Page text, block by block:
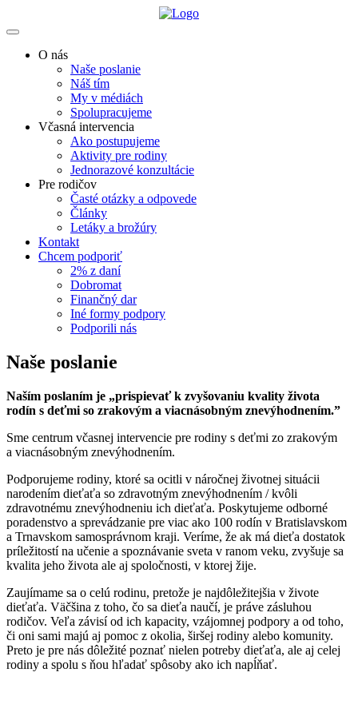
O nás
Naše poslanie
Náš tím
My v médiách
Spolupracujeme
Včasná intervencia
Ako postupujeme
Aktivity pre rodiny
Jednorazové konzultácie
Pre rodičov
Časté otázky a odpovede
Články
Letáky a brožúry
Kontakt
Chcem podporiť
2% z daní
Dobromat
Finančný dar
Iné formy podpory
Podporili nás
Naše poslanie
Naším poslaním je „prispievať k zvyšovaniu kvality života
rodín s deťmi so zrakovým a viacnásobným znevýhodnením.”
Sme centrum včasnej intervencie pre rodiny s deťmi zo zrakovým
a viacnásobným znevýhodnením.
Podporujeme rodiny, ktoré sa ocitli v náročnej životnej situácii
narodením dieťaťa so zdravotným znevýhodnením / kvôli
zdravotnému znevýhodneniu ich dieťaťa. Poskytujeme odborné
poradenstvo a sprevádzanie pre viac ako 100 rodín v Bratislavskom
a Trnavskom samosprávnom kraji. Veríme, že ak má dieťa dostatok
príležitostí na učenie a spoznávanie sveta v ranom veku, zvyšuje sa
kvalita jeho života ale aj spoločnosti, v ktorej žije.
Zaujímame sa o celú rodinu, pretože je najdôležitejšia v živote
dieťaťa. Väčšina z toho, čo sa dieťa naučí, je práve zásluhou
rodičov. Veľa závisí od ich kapacity, vzájomnej podpory a od toho,
či oni sami majú aj pomoc z okolia, širšej rodiny alebo komunity.
Preto je pre nás dôležité poznať nielen potreby dieťaťa, ale aj celej
rodiny a spolu s ňou hľadať spôsoby ako ich napĺňať.